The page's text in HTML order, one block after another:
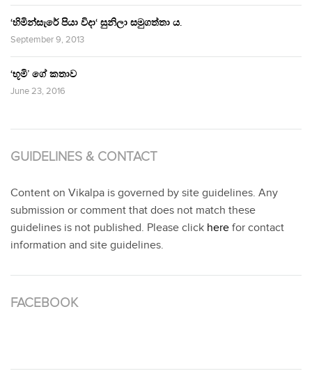
‘හිමින්සැරේ පියා විදා‘ සුනිලා සමුගත්තා ය.
September 9, 2013
‘භූමි’ ගේ කතාව
June 23, 2016
GUIDELINES & CONTACT
Content on Vikalpa is governed by site guidelines. Any
submission or comment that does not match these
guidelines is not published. Please click here for contact
information and site guidelines.
FACEBOOK